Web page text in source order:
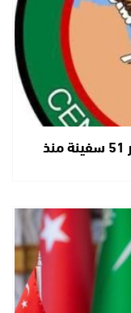
القيادة المركزية الأمريكية: غيرنا مسار 51 سفينة منذ